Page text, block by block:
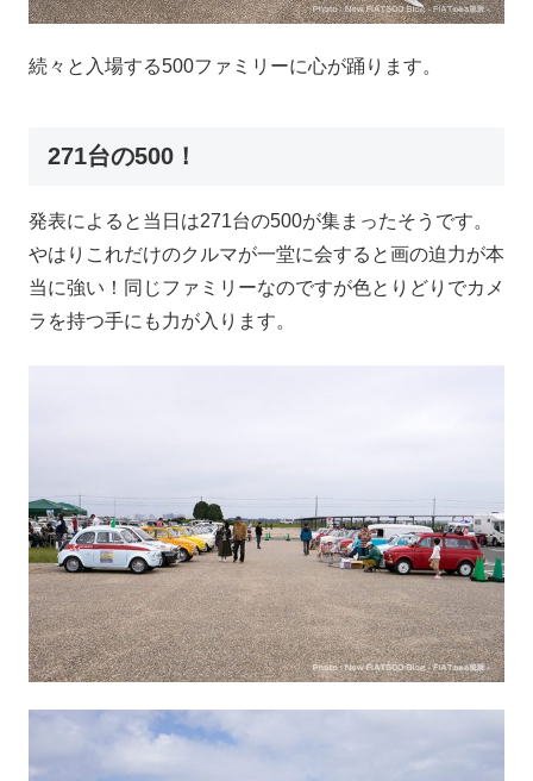
続々と入場する500ファミリーに心が踊ります。
271台の500！
発表によると当日は271台の500が集まったそうです。
やはりこれだけのクルマが一堂に会すると画の迫力が本
当に強い！同じファミリーなのですが色とりどりでカメ
ラを持つ手にも力が入ります。